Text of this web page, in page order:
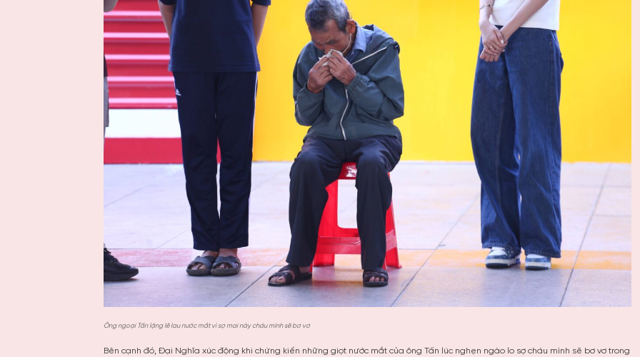
Ông ngoại Tấn lặng lẽ lau nước mắt vì sợ mai này cháu mình sẽ bơ vơ
Bên cạnh đó, Đại Nghĩa xúc động khi chứng kiến những giọt nước mắt của ông Tấn lúc nghẹn ngào lo sợ cháu mình sẽ bơ vơ trong